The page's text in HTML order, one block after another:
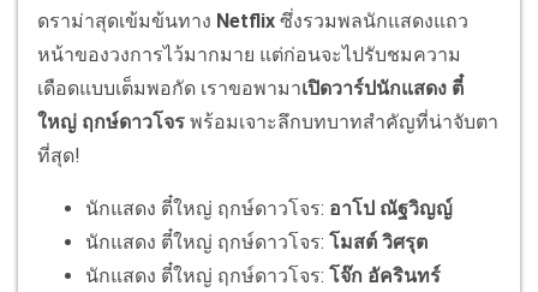
ดราม่าสุดเข้มข้นทาง Netflix ซึ่งรวมพลนักแสดงแถว
หน้าของวงการไว้มากมาย แต่ก่อนจะไปรับชมความ
เดือดแบบเต็มพอกัด เราขอพามาเปิดวาร์ปนักแสดง ตี๋
ใหญ่ ฤกษ์ดาวโจร พร้อมเจาะลึกบทบาทสำคัญที่น่าจับตา
ที่สุด!
นักแสดง ตี๋ใหญ่ ฤกษ์ดาวโจร: อาโป ณัฐวิญญ์
นักแสดง ตี๋ใหญ่ ฤกษ์ดาวโจร: โมสต์ วิศรุต
นักแสดง ตี๋ใหญ่ ฤกษ์ดาวโจร: โจ๊ก อัครินทร์